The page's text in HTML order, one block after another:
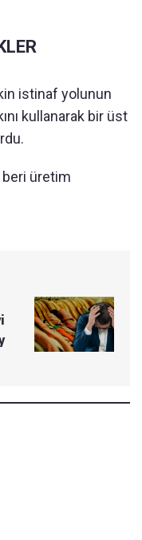
istinaf yolunun
kullanarak bir üst
beri üretim